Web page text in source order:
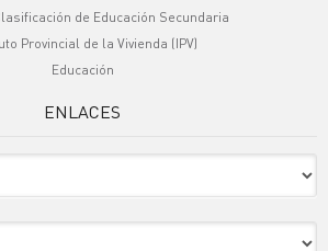
de Educación Secundaria
Provincial de la Vivienda (IPV)
Educación
ENLACES